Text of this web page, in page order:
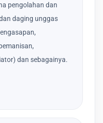
pengolahan dan
daging unggas
dan sebagainya.